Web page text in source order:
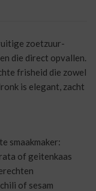
zoetzuur-
die direct opvallen.
frisheid die zowel
is elegant, zacht
smaakmaker:
of geitenkaas
of sesam